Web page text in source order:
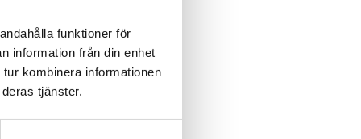
funktioner för
information från din enhet
kombinera informationen
tjänster.